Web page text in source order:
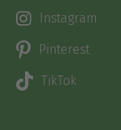
Instagram
Pinterest
TikTok